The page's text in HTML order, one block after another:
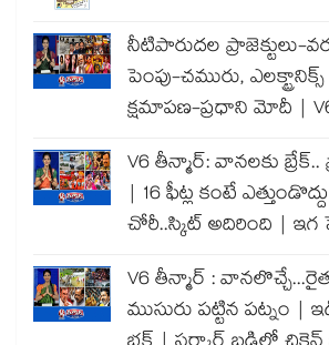
నీటిపారుదల ప్రాజెక్టులు-
పెంపు-చమురు,
క్షమాపణ-ప్రధాని మోదీ |
V6 తీన్మార్: వానలకు బ్రేక్..
| 16 ఫీట్ల కంటే
చోరీ..స్కిట్ అదిరింది | ఇగ
V6 తీన్మార్ :
ముసురు పట్టిన పట్నం |